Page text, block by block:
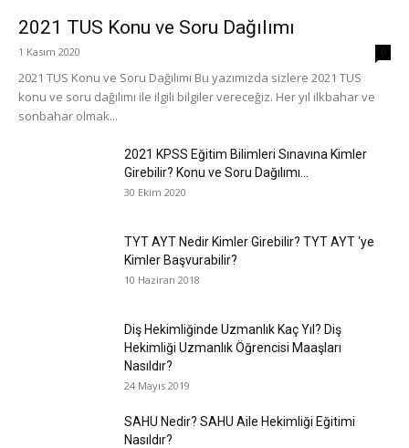
2021 TUS Konu ve Soru Dağılımı
1 Kasım 2020
2021 TUS Konu ve Soru Dağılımı Bu yazımızda sizlere 2021 TUS
konu ve soru dağılımı ile ilgili bilgiler vereceğiz. Her yıl ilkbahar ve
sonbahar olmak...
2021 KPSS Eğitim Bilimleri Sınavına Kimler
Girebilir? Konu ve Soru Dağılımı...
30 Ekim 2020
TYT AYT Nedir Kimler Girebilir? TYT AYT ‘ye
Kimler Başvurabilir?
10 Haziran 2018
Diş Hekimliğinde Uzmanlık Kaç Yıl? Diş
Hekimliği Uzmanlık Öğrencisi Maaşları
Nasıldır?
24 Mayıs 2019
SAHU Nedir? SAHU Aile Hekimliği Eğitimi
Nasıldır?